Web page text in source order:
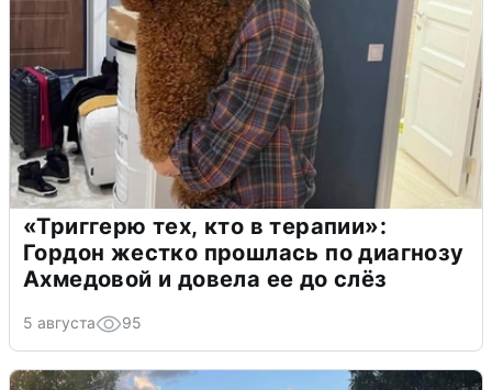
«Триггерю тех, кто в терапии»:
Гордон жестко прошлась по диагнозу
Ахмедовой и довела ее до слёз
5 августа 95